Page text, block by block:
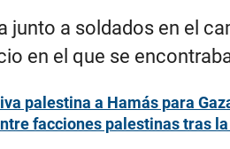
a soldados en el
en el que se
palestina a Hamás para
facciones palestinas tras